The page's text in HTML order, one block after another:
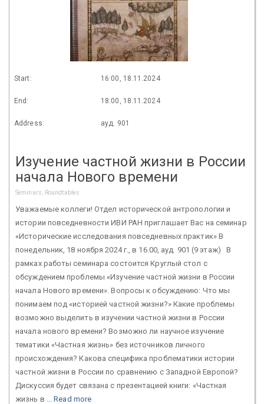
Start: 16:00, 18.11.2024
End: 18:00, 18.11.2024
Address: ауд. 901
Изучение частной жизни в России
начала Нового времени
Seminars, Roundtables
Уважаемые коллеги! Отдел исторической антропологии и
истории повседневности ИВИ РАН приглашает Вас на семинар
«Исторические исследования повседневных практик» В
понедельник, 18 ноября 2024 г., в 16.00, ауд. 901 (9 этаж) В
рамках работы семинара состоится Круглый стол с
обсуждением проблемы «Изучение частной жизни в России
начала Нового времени». Вопросы к обсуждению: Что мы
понимаем под «историей частной жизни?» Какие проблемы
возможно выделить в изучении частной жизни в России
начала нового времени? Возможно ли научное изучение
тематики «Частная жизнь» без источников личного
происхождения? Какова специфика проблематики истории
частной жизни в России по сравнению с Западной Европой?
Дискуссия будет связана с презентацией книги: «Частная
жизнь в ...Read more